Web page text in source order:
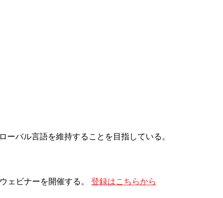
バル言語を維持することを目指している。
ェビナーを開催する。 登録はこちらから